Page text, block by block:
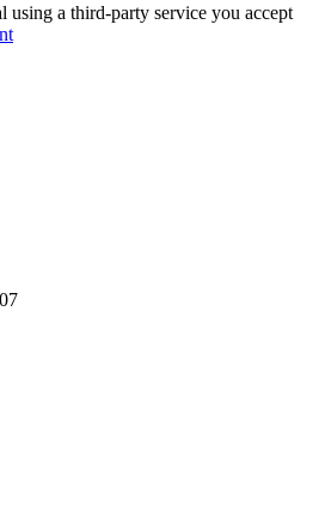
a third-party service you accept